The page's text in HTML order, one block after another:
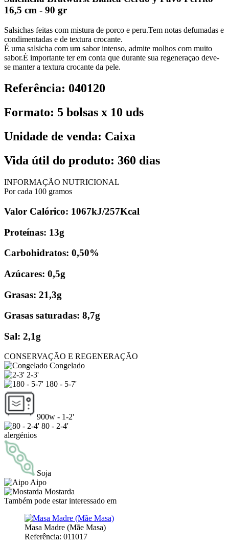
16,5 cm - 90 gr
Salsichas feitas com mistura de porco e peru.Tem notas defumadas e
condimentadas e de textura crocante.
É uma salsicha com um sabor intenso, admite molhos com muito
sabor.É importante ter em conta que durante sua regeneraçao deve-
se manter a textura crocante da pele.
Referência: 040120
Formato: 5 bolsas x 10 uds
Unidade de venda: Caixa
Vida útil do produto: 360 dias
INFORMAÇÃO NUTRICIONAL
Por cada 100 gramos
Valor Calórico: 1067kJ/257Kcal
Proteínas: 13g
Carbohidratos: 0,50%
Azúcares: 0,5g
Grasas: 21,3g
Grasas saturadas: 8,7g
Sal: 2,1g
CONSERVAÇÃO E REGENERAÇÃO
Congelado
2-3'
180 - 5-7'
900w - 1-2'
80 - 2-4'
alergénios
Soja
Aipo
Mostarda
Também pode estar interessado em
Masa Madre (Mãe Masa)
Referência: 011017